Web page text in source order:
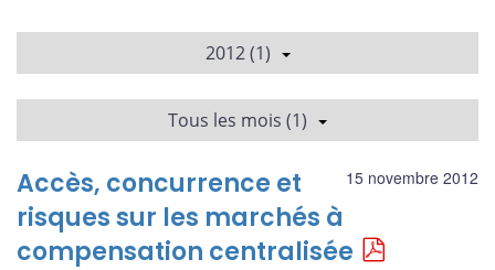
2012 (1)
Tous les mois (1)
15 novembre 2012
Accès, concurrence et
risques sur les marchés à
compensation centralisée